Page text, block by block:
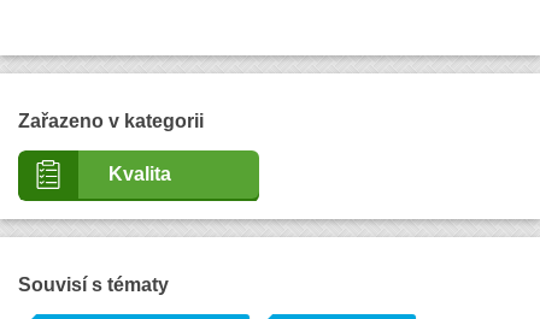
Zařazeno v kategorii
Kvalita
Souvisí s tématy